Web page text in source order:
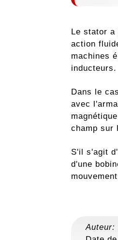
Le stator a
action
machines
inducteurs.
Dans le
avec
champ sur
S'il s'agit
d'une
Auteur: